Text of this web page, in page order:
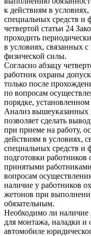
к действиям в
специальных средств и
четвертой статьи 24
проходить
в условиях, связанных
физической силы.
Согласно абзацу
работник охраны
только после
по вопросам
порядке,
Анализ вышеуказанных
позволяет сделать
при приеме на работу,
действиям в условиях,
специальных средств и
подготовки
принятыми
вопросам
наличие у работников
жетонов при
обязательным.
Необходимо ли наличие
для монтажа, наладки и
автомобиле